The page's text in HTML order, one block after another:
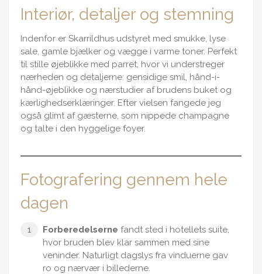
Interiør, detaljer og stemning
Indenfor er Skarrildhus udstyret med smukke, lyse
sale, gamle bjælker og vægge i varme toner. Perfekt
til stille øjeblikke med parret, hvor vi understreger
nærheden og detaljerne: gensidige smil, hånd-i-
hånd-øjeblikke og nærstudier af brudens buket og
kærlighedserklæringer. Efter vielsen fangede jeg
også glimt af gæsterne, som nippede champagne
og talte i den hyggelige foyer.
Fotografering gennem hele
dagen
Forberedelserne fandt sted i hotellets suite,
hvor bruden blev klar sammen med sine
veninder. Naturligt dagslys fra vinduerne gav
ro og nærvær i billederne.